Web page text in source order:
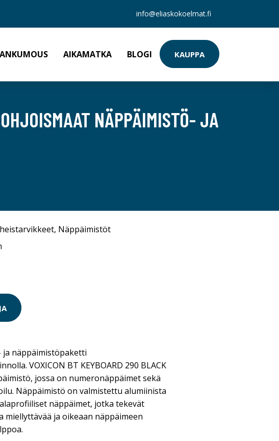
info@eliaskokoelmat.fi
AIKAMATKA BLOGI KAUPPA
NÄPPÄIMISTÖ- JA
, Näppäimistöt
näppäimistöpaketti
VOXICON BT KEYBOARD 290 BLACK
jossa on numeronäppäimet sekä
Näppäimistö on valmistettu alumiinista
näppäimet, jotka tekevät
miellyttävää ja oikeaan näppäimeen